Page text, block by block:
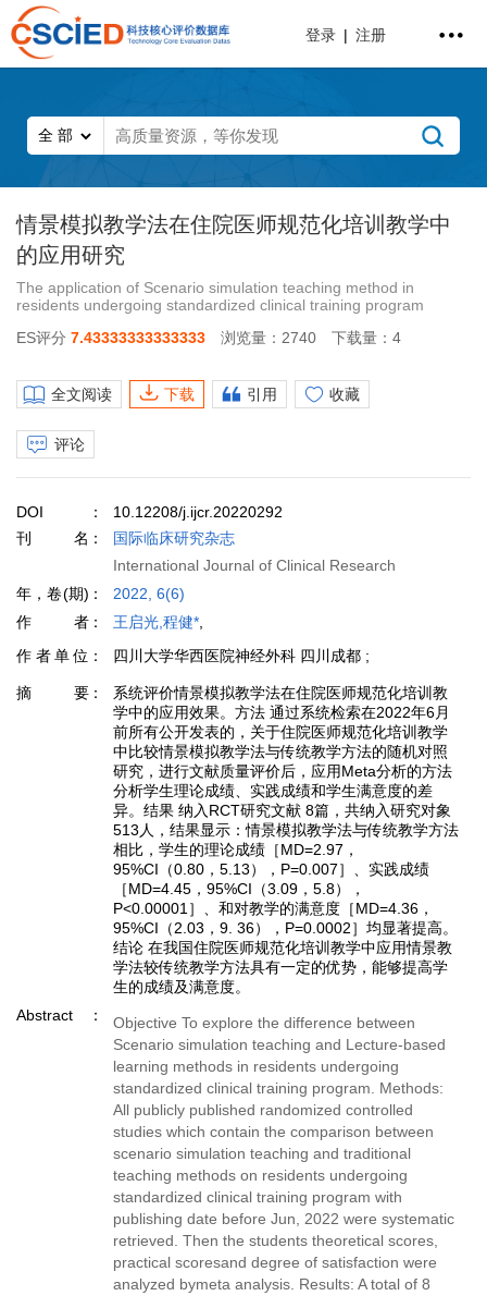
登录 | 注册
情景模拟教学法在住院医师规范化培训教学中
的应用研究
The application of Scenario simulation teaching method in
residents undergoing standardized clinical training program
ES评分 7.43333333333333 浏览量：2740 下载量：4
全文阅读 下载 引用 收藏
评论
DOI
10.12208/j.ijcr.20220292
刊名
国际临床研究杂志
International Journal of Clinical Research
年，卷(期)
2022, 6(6)
作者
王启光,程健*
作者单位
四川大学华西医院神经外科 四川成都 ;
摘要
系统评价情景模拟教学法在住院医师规范化培训教
学中的应用效果。方法 通过系统检索在2022年6月
前所有公开发表的，关于住院医师规范化培训教学
中比较情景模拟教学法与传统教学方法的随机对照
研究，进行文献质量评价后，应用Meta分析的方法
分析学生理论成绩、实践成绩和学生满意度的差
异。结果 纳入RCT研究文献 8篇，共纳入研究对象
513人，结果显示：情景模拟教学法与传统教学方法
相比，学生的理论成绩［MD=2.97，
95%CI（0.80，5.13），P=0.007］、实践成绩
［MD=4.45，95%CI（3.09，5.8），
P<0.00001］、和对教学的满意度［MD=4.36，
95%CI（2.03，9. 36），P=0.0002］均显著提高。
结论 在我国住院医师规范化培训教学中应用情景教
学法较传统教学方法具有一定的优势，能够提高学
生的成绩及满意度。
Abstract
Objective To explore the difference between
Scenario simulation teaching and Lecture-based
learning methods in residents undergoing
standardized clinical training program. Methods:
All publicly published randomized controlled
studies which contain the comparison between
scenario simulation teaching and traditional
teaching methods on residents undergoing
standardized clinical training program with
publishing date before Jun, 2022 were systematic
retrieved. Then the students theoretical scores,
practical scoresand degree of satisfaction were
analyzed bymeta analysis. Results: A total of 8